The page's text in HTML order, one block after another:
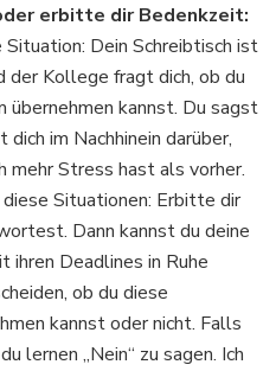
erbitte dir Bedenkzeit:
Dein Schreibtisch ist
der Kollege fragt dich, ob du
übernehmen kannst. Du sagst
im Nachhinein darüber,
mehr Stress hast als vorher.
Situationen: Erbitte dir
Dann kannst du deine
ihren Deadlines in Ruhe
ob du diese
kannst oder nicht. Falls
lernen „Nein“ zu sagen. Ich